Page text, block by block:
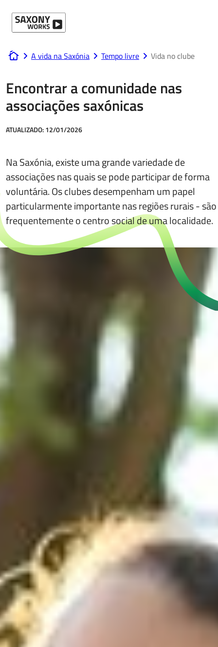
www.saxony-works.com
A vida na Saxónia Tempo livre Vida no clube
Encontrar a comunidade nas
associações saxónicas
ATUALIZADO:12/01/2026
Na Saxónia, existe uma grande variedade de
associações nas quais se pode participar de forma
voluntária. Os clubes desempenham um papel
particularmente importante nas regiões rurais - são
frequentemente o centro social de uma localidade.